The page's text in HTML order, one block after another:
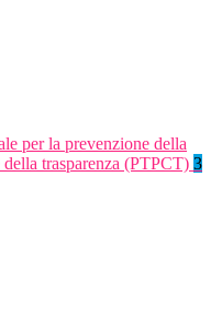
per la prevenzione della
trasparenza (PTPCT) 3